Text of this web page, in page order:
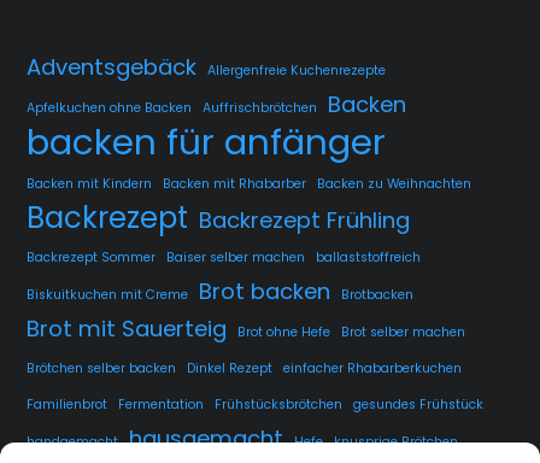
Adventsgebäck Allergenfreie Kuchenrezepte
Apfelkuchen ohne Backen Auffrischbrötchen Backen
backen für anfänger
Backen mit Kindern Backen mit Rhabarber Backen zu Weihnachten
Backrezept Backrezept Frühling
Backrezept Sommer Baiser selber machen ballaststoffreich
Biskuitkuchen mit Creme Brot backen Brotbacken
Brot mit Sauerteig Brot ohne Hefe
Brot selber machen
Brötchen selber backen
Dinkel Rezept
einfacher Rhabarberkuchen
Familienbrot
Fermentation Frühstücksbrötchen gesundes Frühstück
handgemacht hausgemacht Hefe knusprige Brötchen